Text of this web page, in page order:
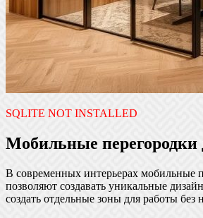
SQLITE NOT INSTALLED
Мобильные перегородки
В современных интерьерах мобильные
позволяют создавать уникальные
создать отдельные зоны для работы